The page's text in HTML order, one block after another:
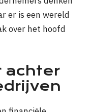
er is een wereld
over het hoofd
achter